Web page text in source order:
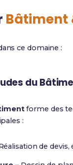
Bâtiment
ce domaine :
du
forme des
:
de